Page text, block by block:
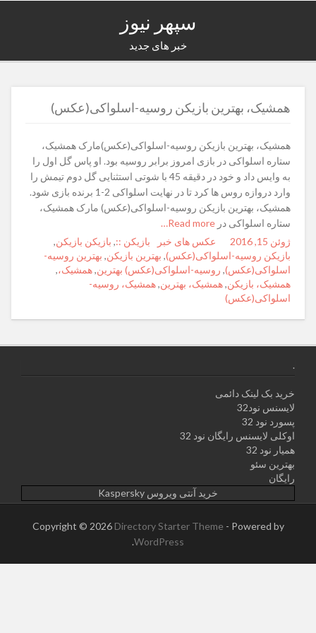
سپهر نیوز
خبر های جدید
همشیک، بهترین بازیکن روسیه-اسلواکی(عکس)
همشیک، بهترین بازیکن روسیه-اسلواکی(عکس)مارک همشیک،
ستاره اسلواکی در بازی امروز برابر روسیه بود. او پاس گل اول را
به وایس داد و خود در دقیقه 45 با شوتی استثنایی گل دوم تیمش را
وارد دروازه روس ها کرد تا در نهایت اسلواکی 2-1 برنده بازی شود.
همشیک، بهترین بازیکن روسیه-اسلواکی(عکس) مارک همشیک،
ستاره اسلواکی در
Posted
on
ژوئن 15, 2016 Author
Categories
عکس های خبر Tags
بازیکن ::, بازیکن بازیکن,
بازیکن روسیه-اسلواکی(عکس), بهترین بازیکن, بهترین روسیه-
اسلواکی(عکس), روسیه-اسلواکی(عکس) بهترین,همشیک،,
همشیک، بازیکن,همشیک، بهترین,همشیک، روسیه-
اسلواکی(عکس)
.
خرید بک لینک دائمی
لایسنس نود32
پسورد نود 32
اوکلی لایسنس رایگان نود 32
همیار نود 32
بهترین سئو
رایگان
خرید آنتی ویروس Kaspersky
Copyright © 2026 Directory Starter Theme - Powered by
WordPress
.